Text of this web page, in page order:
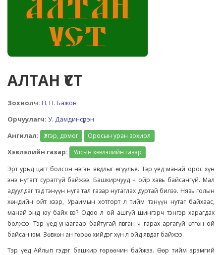
АЛТАН ҮСТ
Зохиолч: П. П. Бажов
Орчуулагч: У. Дамдинсүрэн
Ангилал:
Үлгэр, домог Оросын уран зохиол
Хэвлэлийн газар:
Улсын хэвлэлийн газар
Эрт урьд цагт болсон нэгэн явдлыг өгүүлье. Тэр үед манай орос хүн
энэ нутагт сураггүй байжээ. Башкирчууд ч ойр хавь байсангүй. Мал
адуулдаг тэд тэнүүн нуга тал газар нутаглах дуртай билээ. Нязь голын
хөндийн ойт хээр, Ураимын хотгорт л тийм тэнүүн нутаг байхаас,
манай энд юу байх вэ? Одоо л ой ашгүй шингэрч тэнгэр харагдах
болжээ. Тэр үед унаагаар байтугай явган ч гарах аргагүй өтгөн ой
байсан юм. Зөвхөн ан гөрөө хийдэг хүн л ойд явдаг байжээ.
Тэр үед Айлып гэдэг башкир гөрөөчин байжээ. Өөр тийм эрэмгий